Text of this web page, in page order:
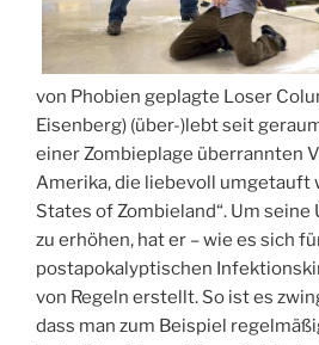
von Phobien geplagte Loser
Eisenberg) (über-)lebt seit
einer Zombieplage überrannten
Amerika, die liebevoll umgetauft
States of Zombieland“. Um
zu erhöhen, hat er – wie es sich
postapokalyptischen
von Regeln erstellt. So ist es
dass man zum Beispiel